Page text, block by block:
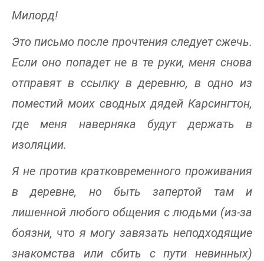
Милорд!
Это письмо после прочтения следует сжечь.
Если оно попадет не в те руки, меня снова
отправят в ссылку в деревню, в одно из
поместий моих сводных дядей Карсингтон,
где меня наверняка будут держать в
изоляции.
Я не против кратковременного проживания
в деревне, но быть запертой там и
лишенной любого общения с людьми (из-за
боязни, что я могу завязать неподходящие
знакомства или сбить с пути невинных)